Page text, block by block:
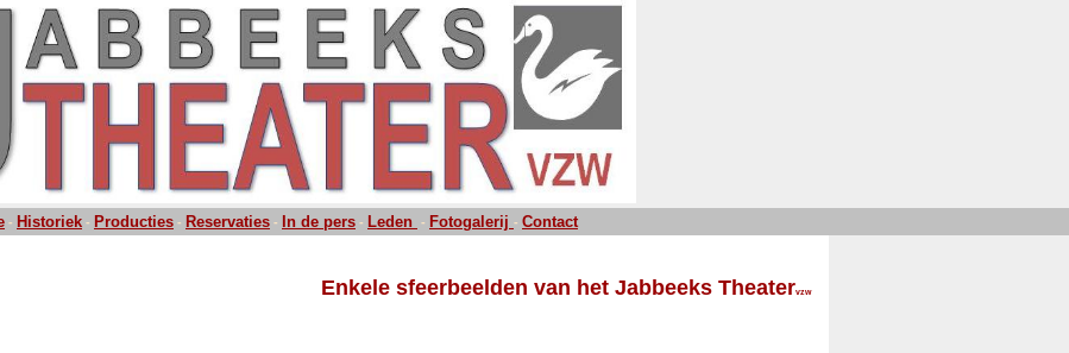
- Historiek - Producties - Reservaties - In de pers - Leden - Fotogalerij - Contact
Enkele sfeerbeelden van het Jabbeeks Theatervzw